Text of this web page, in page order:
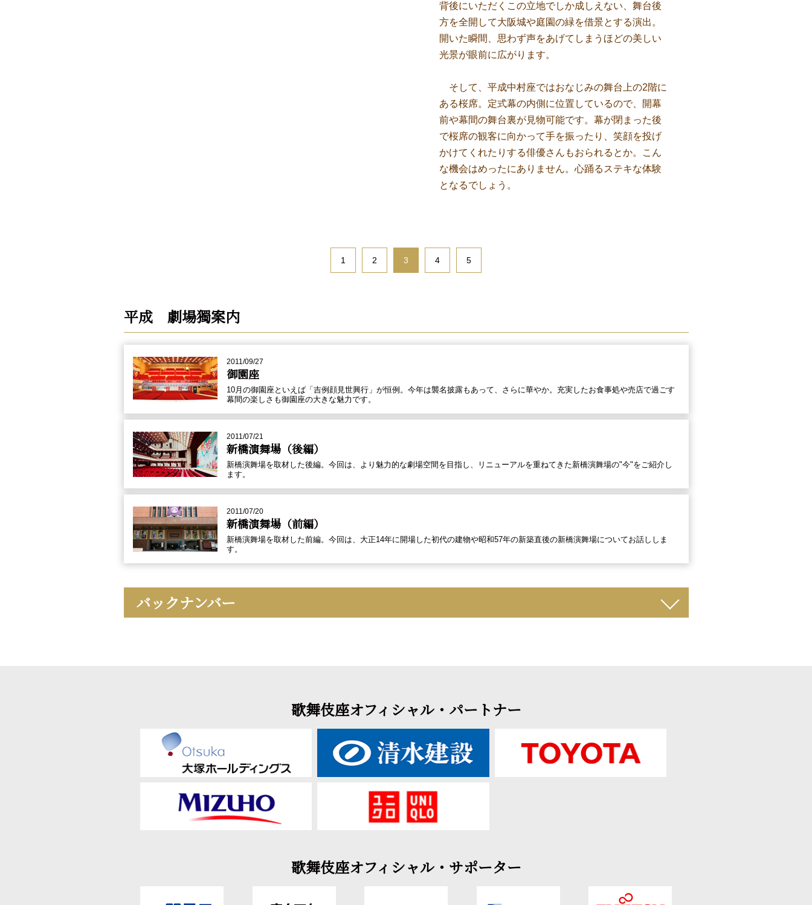
背後にいただくこの立地でしか成しえない、舞台後
方を全開して大阪城や庭園の緑を借景とする演出。
開いた瞬間、思わず声をあげてしまうほどの美しい
光景が眼前に広がります。
そして、平成中村座ではおなじみの舞台上の2階に
ある桜席。定式幕の内側に位置しているので、開幕
前や幕間の舞台裏が見物可能です。幕が閉まった後
で桜席の観客に向かって手を振ったり、笑顔を投げ
かけてくれたりする俳優さんもおられるとか。こん
な機会はめったにありません。心踊るステキな体験
となるでしょう。
1 2 3 4 5
平成 劇場獨案内
2011/09/27
御園座
10月の御園座といえば「吉例顔見世興行」が恒例。今年は襲名披露もあって、さらに華やか。充実したお食事処や売店で過ごす
幕間の楽しさも御園座の大きな魅力です。
2011/07/21
新橋演舞場（後編）
新橋演舞場を取材した後編。今回は、より魅力的な劇場空間を目指し、リニューアルを重ねてきた新橋演舞場の"今"をご紹介し
ます。
2011/07/20
新橋演舞場（前編）
新橋演舞場を取材した前編。今回は、大正14年に開場した初代の建物や昭和57年の新築直後の新橋演舞場についてお話ししま
す。
バックナンバー
歌舞伎座オフィシャル・パートナー
歌舞伎座オフィシャル・サポーター